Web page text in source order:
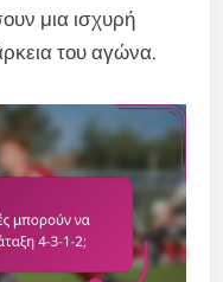
μια ισχυρή
του αγώνα.